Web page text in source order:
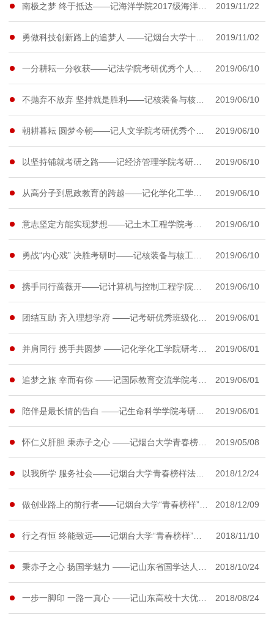
南极之梦 终于抵达——记海洋学院2017级海洋科学专业研究生李帅 2019/11/22
勇做科技创新路上的追梦人 ——记烟台大学十大优秀学生宋沅林 2019/11/02
一分耕耘一分收获——记法学院考研优秀个人刘艺轩 2019/06/10
不抛弃不放弃 坚持就是胜利——记核装备与核工程学院考研优秀个人姜苏家 2019/06/10
朝耕暮耘 圆梦今朝——记人文学院考研优秀个人孙雅星 2019/06/10
以坚持铺就考研之路——记经济管理学院考研优秀个人程林林 2019/06/10
从高分子到思政教育的跨越——记化学化工学院考研优秀个人杨冬至 2019/06/10
意志坚定方能实现梦想——记土木工程学院考研优秀个人高爽 2019/06/10
勇战“内心戏” 决胜考研时——记核装备与核工程学院考研优秀个人刘宁 2019/06/10
携手同行蔷薇开——记计算机与控制工程学院考研同行者魏瀚哲、崔晓笛 2019/06/10
团结互助 齐入理想学府 ——记考研优秀班级化学化工学院153班 2019/06/01
并肩同行 携手共圆梦 ——记化学化工学院研考优秀宿舍11#238 2019/06/01
追梦之旅 幸而有你 ——记国际教育交流学院考研优秀宿舍11#216 2019/06/01
陪伴是最长情的告白 ——记生命科学学院考研优秀宿舍8#128 2019/06/01
怀仁义肝胆 秉赤子之心 ——记烟台大学青春榜样生命科学学院刘敬轩 2019/05/08
以我所学 服务社会——记烟台大学青春榜样法学院法律志愿服务中心 2018/12/24
做创业路上的前行者——记烟台大学“青春榜样”机电汽车工程学院张理亿 2018/12/09
行之有恒 终能致远——记烟台大学“青春榜样”化学化工学院李燕红 2018/11/10
秉赤子之心 扬国学魅力 ——记山东省国学达人挑战赛一等奖获得者孙绪谦 2018/10/24
一步一脚印 一路一真心 ——记山东高校十大优秀学生提名奖获得者毕雪桐 2018/08/24